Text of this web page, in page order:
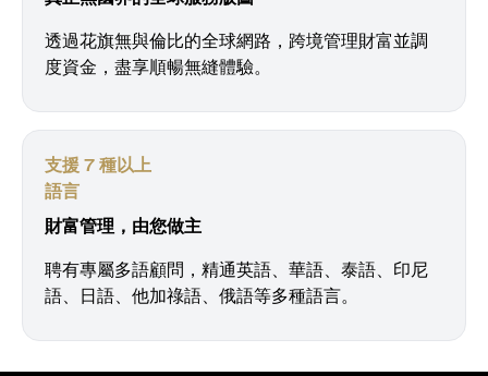
透過花旗無與倫比的全球網路，跨境管理財富並調
度資金，盡享順暢無縫體驗。
支援 7 種以上
語言
財富管理，由您做主
聘有專屬多語顧問，精通英語、華語、泰語、印尼
語、日語、他加祿語、俄語等多種語言。